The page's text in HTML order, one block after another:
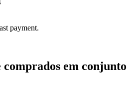
payment.
em conjunto